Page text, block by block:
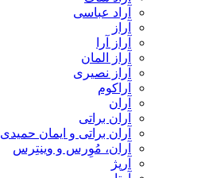
آراد عباسی
آراز
آراز آرا
آراز المان
آراز نصیری
آراکوم
آران
آران براتی
آران براتی و ایمان حمیدی
آران، مُوِرس و وینتِرس
آرپژ